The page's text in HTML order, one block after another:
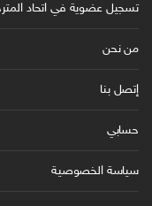
تسجيل عضوية في اتحاد
من نحن
إتصل بنا
حسابي
سياسة الخصوصية